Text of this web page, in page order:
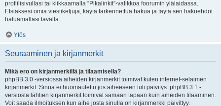
profiilisivullasi tai klikkaamalla “Pikalinkit”-valikkoa foorumin ylälaidassa.
Etsiäksesi omia viestiketjuja, käytä tarkennettua hakua ja täytä sen hakuehdot
haluamallasi tavalla.
Ylös
Seuraaminen ja kirjanmerkit
Mikä ero on kirjanmerkillä ja tilaamisella?
phpBB 3.0 -versiossa aiheiden kirjanmerkit toimivat kuten internet-selaimen
kirjanmerkit. Sinua ei huomautettu jos aiheeseen tuli päivitys. phpBB 3.1 -
versiosta lähtien kirjanmerkit toimivat samaan tapaan kuin aiheiden tilaaminen.
Voit saada ilmoituksen kun aihe josta sinulla on kirjanmerkki päivittyy.